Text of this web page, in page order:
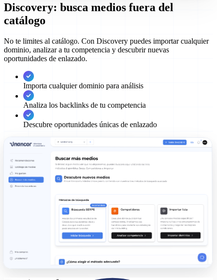
Discovery: busca medios fuera del
catálogo
No te limites al catálogo. Con Discovery puedes importar cualquier
dominio, analizar a tu competencia y descubrir nuevas
oportunidades de enlazado.
Importa cualquier dominio para análisis
Analiza los backlinks de tu competencia
Descubre oportunidades únicas de enlazado